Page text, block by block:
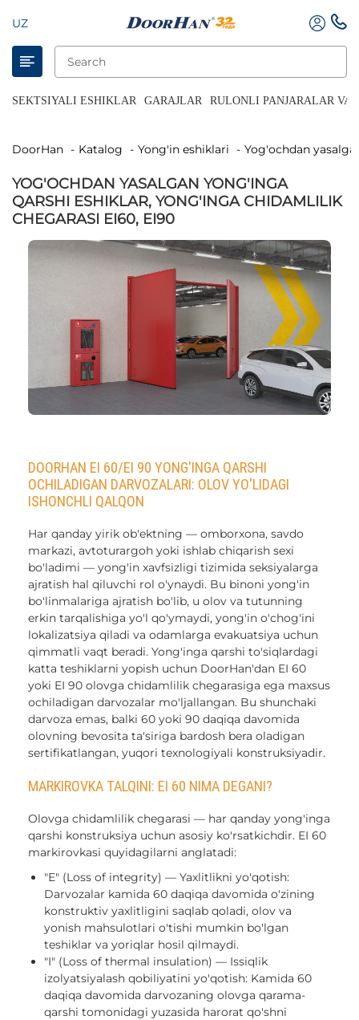
UZ
SEKTSIYALI ESHIKLAR GARAJLAR RULONLI PANJARALAR VA
DoorHan Katalog Yong'in eshiklari Yog'ochdan
YOG'OCHDAN YASALGAN YONG'INGA
QARSHI ESHIKLAR, YONG'INGA CHIDAMLILIK
CHEGARASI EI60, EI90
DOORHAN EI 60/EI 90 YONG'INGA QARSHI
OCHILADIGAN DARVOZALARI: OLOV YO'LIDAGI
ISHONCHLI QALQON
Har qanday yirik ob'ektning — omborxona, savdo
markazi, avtoturargoh yoki ishlab chiqarish sexi
bo'ladimi — yong'in xavfsizligi tizimida seksiyalarga
ajratish hal qiluvchi rol o'ynaydi. Bu binoni yong'in
bo'linmalariga ajratish bo'lib, u olov va tutunning
erkin tarqalishiga yo'l qo'ymaydi, yong'in o'chog'ini
lokalizatsiya qiladi va odamlarga evakuatsiya uchun
qimmatli vaqt beradi. Yong'inga qarshi to'siqlardagi
katta teshiklarni yopish uchun DoorHan'dan EI 60
yoki EI 90 olovga chidamlilik chegarasiga ega maxsus
ochiladigan darvozalar mo'ljallangan. Bu shunchaki
darvoza emas, balki 60 yoki 90 daqiqa davomida
olovning bevosita ta'siriga bardosh bera oladigan
sertifikatlangan, yuqori texnologiyali konstruksiyadir.
MARKIROVKA TALQINI: EI 60 NIMA DEGANI?
Olovga chidamlilik chegarasi — har qanday yong'inga
qarshi konstruksiya uchun asosiy ko'rsatkichdir. EI 60
markirovkasi quyidagilarni anglatadi:
"E" (Loss of integrity) — Yaxlitlikni yo'qotish:
Darvozalar kamida 60 daqiqa davomida o'zining
konstruktiv yaxlitligini saqlab qoladi, olov va
yonish mahsulotlari o'tishi mumkin bo'lgan
teshiklar va yoriqlar hosil qilmaydi.
"I" (Loss of thermal insulation) — Issiqlik
izolyatsiyalash qobiliyatini yo'qotish: Kamida 60
daqiqa davomida darvozaning olovga qarama-
qarshi tomonidagi yuzasida harorat qo'shni